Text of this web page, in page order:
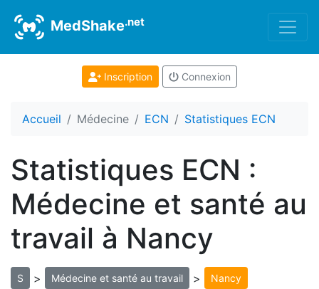
MedShake.net
Inscription Connexion
Accueil Médecine ECN Statistiques ECN
Statistiques ECN :
Médecine et santé au
travail à Nancy
S > Médecine et santé au travail > Nancy